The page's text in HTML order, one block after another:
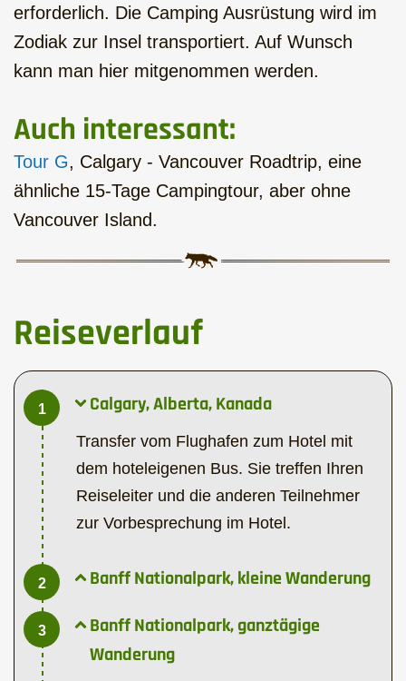
erforderlich. Die Camping Ausrüstung wird im
Zodiak zur Insel transportiert. Auf Wunsch
kann man hier mitgenommen werden.
Auch interessant:
Tour G, Calgary - Vancouver Roadtrip, eine
ähnliche 15-Tage Campingtour, aber ohne
Vancouver Island.
Reiseverlauf
1 Calgary, Alberta, Kanada
Transfer vom Flughafen zum Hotel mit
dem hoteleigenen Bus. Sie treffen Ihren
Reiseleiter und die anderen Teilnehmer
zur Vorbesprechung im Hotel.
2 Banff Nationalpark, kleine Wanderung
3
Banff Nationalpark, ganztägige
Wanderung